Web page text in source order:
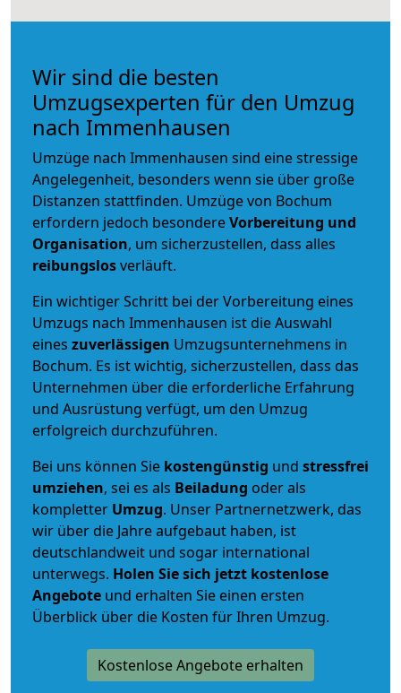
Wir sind die besten
Umzugsexperten für den Umzug
nach Immenhausen
Umzüge nach Immenhausen sind eine stressige
Angelegenheit, besonders wenn sie über große
Distanzen stattfinden. Umzüge von Bochum
erfordern jedoch besondereVorbereitung und
Organisation, um sicherzustellen, dass alles
reibungslosverläuft.
Ein wichtiger Schritt bei der Vorbereitung eines
Umzugs nach Immenhausen ist die Auswahl
eines zuverlässigen Umzugsunternehmens in
Bochum. Es ist wichtig, sicherzustellen, dass das
Unternehmen über die erforderliche Erfahrung
und Ausrüstung verfügt, um den Umzug
erfolgreich durchzuführen.
Bei uns können Sie kostengünstig und stressfrei
umziehen, sei es als Beiladung oder als
kompletter Umzug. Unser Partnernetzwerk, das
wir über die Jahre aufgebaut haben, ist
deutschlandweit und sogar international
unterwegs. Holen Sie sich jetzt kostenlose
Angebote und erhalten Sie einen ersten
Überblick über die Kosten für Ihren Umzug.
Kostenlose Angebote erhalten